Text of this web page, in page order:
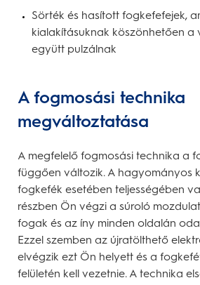
Sörték és hasított fogkefefejek,
kialakításuknak köszönhetően a
együtt pulzálnak
A fogmosási technika
megváltoztatása
A megfelelő fogmosási technika a
függően változik. A hagyományos
fogkefék esetében teljességében
részben Ön végzi a súroló
fogak és az íny minden oldalán
Ezzel szemben az újratölthető
elvégzik ezt Ön helyett és a
felületén kell vezetnie. A technika